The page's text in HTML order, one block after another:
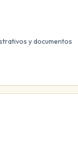
y documentos